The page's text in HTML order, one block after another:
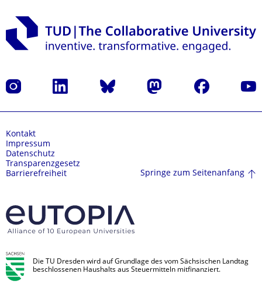
Instagram LinkedIn Bluesky Mastodon Facebook
Kontakt
Impressum
Datenschutz
Transparenzgesetz
Barrierefreiheit
Springe zum Seitenanfang
Die TU Dresden wird auf Grundlage des vom Sächsischen Landtag
beschlossenen Haushalts aus Steuermitteln mitfinanziert.